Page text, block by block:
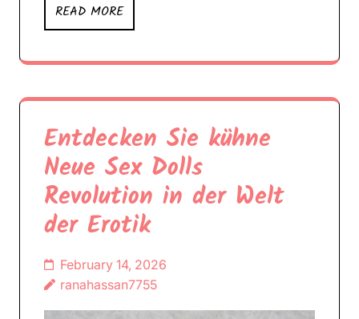
READ MORE
Entdecken Sie kühne
Neue Sex Dolls
Revolution in der Welt
der Erotik
February 14, 2026
ranahassan7755